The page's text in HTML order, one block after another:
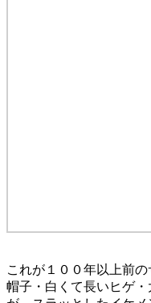
これが１００年以上前の
帽子・白くて長いヒゲ